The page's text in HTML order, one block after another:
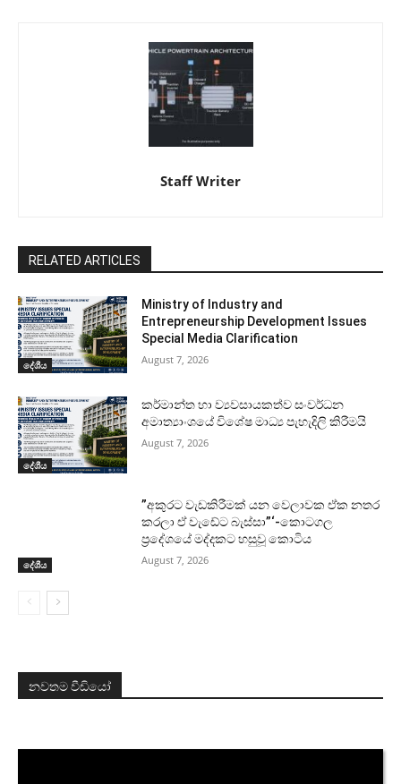
Staff Writer
RELATED ARTICLES
දේශීය
Ministry of Industry and
Entrepreneurship Development Issues
Special Media Clarification
August 7, 2026
දේශීය
කර්මාන්ත හා ව්‍යවසායකත්ව සංවර්ධන
අමාත්‍යාංශයේ විශේෂ මාධ්‍ය පැහැදිලි කිරීමයි
August 7, 2026
දේශීය
”අකුරට වැඩකිරීමක් යන වෙලාවක ඒක නතර
කරලා ඒ වැඩේට බැස්සා”‘-කොටගල
ප්‍රදේශයේ මද්දකට හසුවූ කොටිය
August 7, 2026
නවතම වීඩියෝ